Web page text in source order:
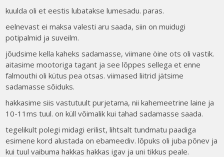
kuulda oli et eestis lubatakse lumesadu. paras.
eelnevast ei maksa valesti aru saada, siin on muidugi
potipalmid ja suveilm.
jõudsime kella kaheks sadamasse, viimane öine ots oli vastik.
aitasime mootoriga tagant ja see lõppes sellega et enne
falmouthi oli kütus pea otsas. viimased liitrid jätsime
sadamasse sõiduks.
hakkasime siis vastutuult purjetama, nii kahemeetrine laine ja
10-11ms tuul. on küll võimalik kui tahad sadamasse saada.
tegelikult polegi midagi erilist, lihtsalt tundmatu paadiga
esimene kord alustada on ebameediv. lõpuks oli juba põnev ja
kui tuul vaibuma hakkas hakkas igav ja uni tikkus peale.